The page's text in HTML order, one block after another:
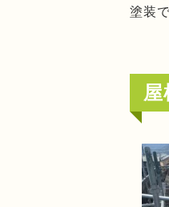
塗装
屋